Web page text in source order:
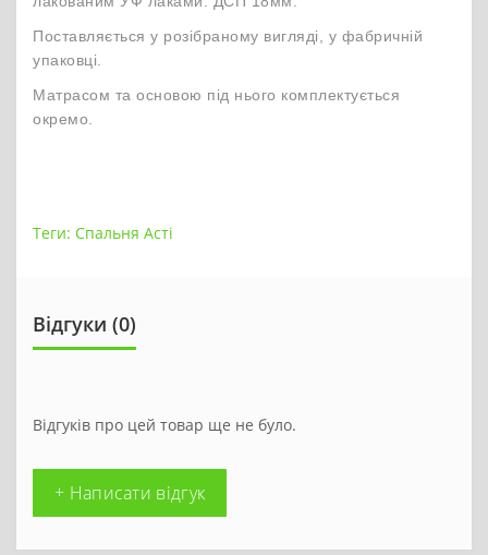
Поставляється у розібраному вигляді, у фабричній
упаковці.
Матрасом та основою під нього комплектується
окремо.
Теги: Спальня Асті
Відгуки (0)
Відгуків про цей товар ще не було.
+ Написати відгук